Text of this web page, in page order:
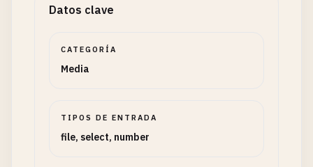
Datos clave
CATEGORÍA
Media
TIPOS DE ENTRADA
file, select, number